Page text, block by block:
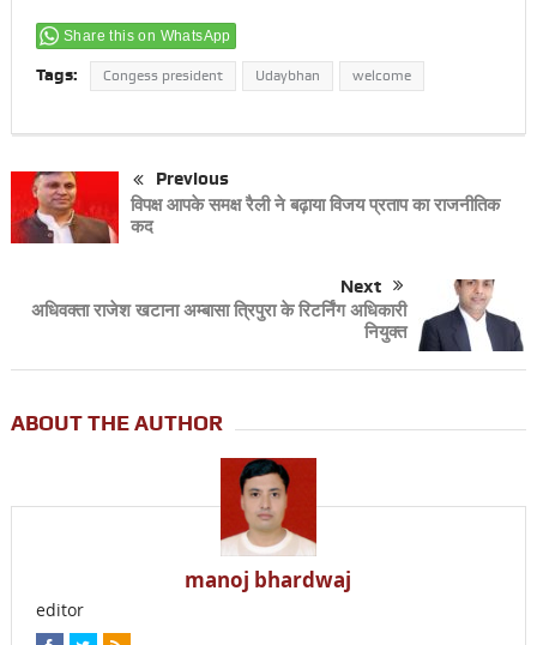
Share this on WhatsApp
Tags: Congess president Udaybhan welcome
Previous
विपक्ष आपके समक्ष रैली ने बढ़ाया विजय प्रताप का राजनीतिक
कद
Next
अधिवक्ता राजेश खटाना अम्बासा त्रिपुरा के रिटर्निंग अधिकारी
नियुक्त
ABOUT THE AUTHOR
manoj bhardwaj
editor